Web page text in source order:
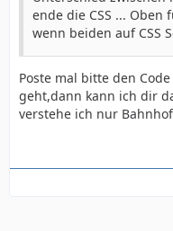
ende die CSS ... Oben
wenn beiden auf CSS
Poste mal bitte den
geht,dann kann ich dir
verstehe ich nur Bahnhof